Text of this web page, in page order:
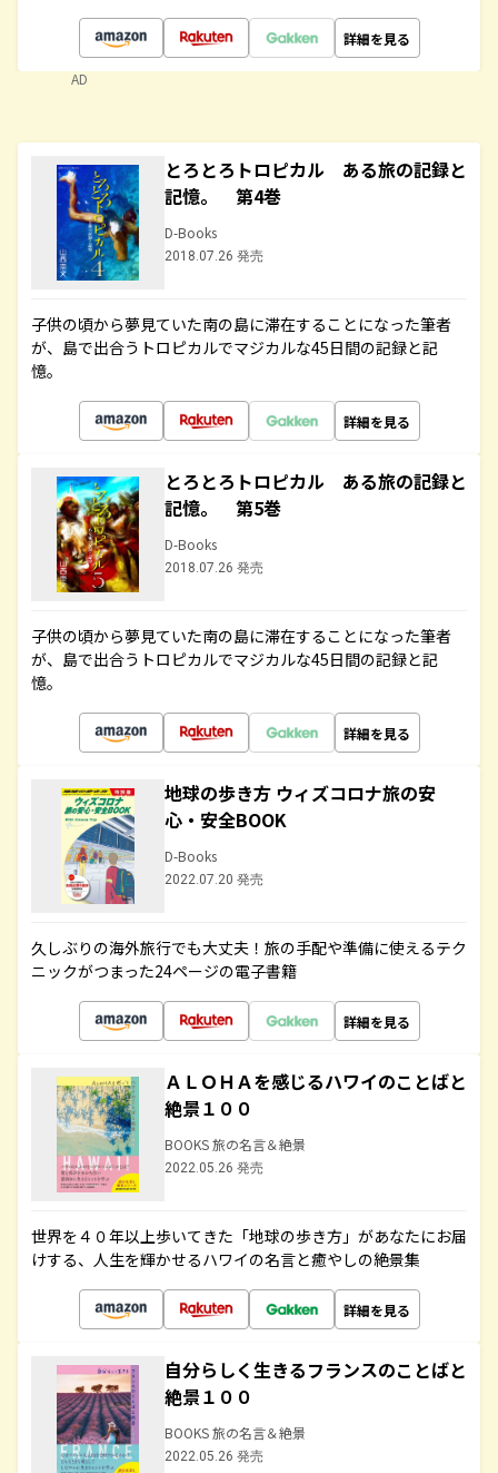
詳細を見る
AD
とろとろトロピカル ある旅の記録と
記憶。 第4巻
D-Books
2018.07.26 発売
子供の頃から夢見ていた南の島に滞在することになった筆者
が、島で出合うトロピカルでマジカルな45日間の記録と記
憶。
詳細を見る
とろとろトロピカル ある旅の記録と
記憶。 第5巻
D-Books
2018.07.26 発売
子供の頃から夢見ていた南の島に滞在することになった筆者
が、島で出合うトロピカルでマジカルな45日間の記録と記
憶。
詳細を見る
地球の歩き方 ウィズコロナ旅の安
心・安全BOOK
D-Books
2022.07.20 発売
久しぶりの海外旅行でも大丈夫！旅の手配や準備に使えるテク
ニックがつまった24ページの電子書籍
詳細を見る
ＡＬＯＨＡを感じるハワイのことばと
絶景１００
BOOKS 旅の名言＆絶景
2022.05.26 発売
世界を４０年以上歩いてきた「地球の歩き方」があなたにお届
けする、人生を輝かせるハワイの名言と癒やしの絶景集
詳細を見る
自分らしく生きるフランスのことばと
絶景１００
BOOKS 旅の名言＆絶景
2022.05.26 発売